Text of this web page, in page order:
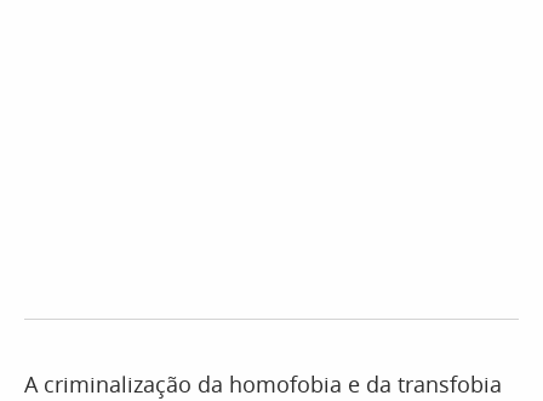
A criminalização da homofobia e da transfobia